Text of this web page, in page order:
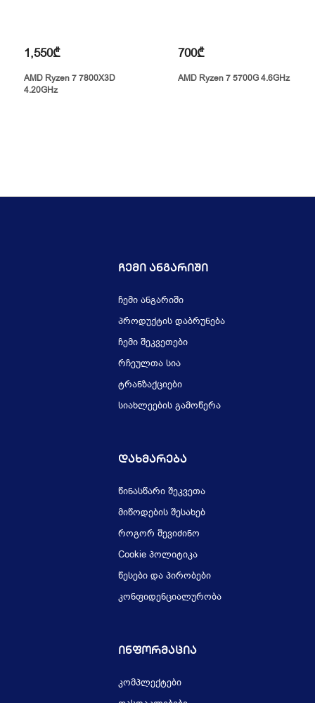
1,550₾
AMD Ryzen 7 7800X3D
4.20GHz
700₾
AMD Ryzen 7 5700G 4.6GHz
Ჩემი Ანგარიში
ჩემი ანგარიში
პროდუქტის დაბრუნება
ჩემი შეკვეთები
რჩეულთა სია
ტრანზაქციები
სიახლეების გამოწერა
Დახმარება
წინასწარი შეკვეთა
მიწოდების შესახებ
როგორ შევიძინო
Cookie პოლიტიკა
წესები და პირობები
კონფიდენციალურობა
Ინფორმაცია
კომპლექტები